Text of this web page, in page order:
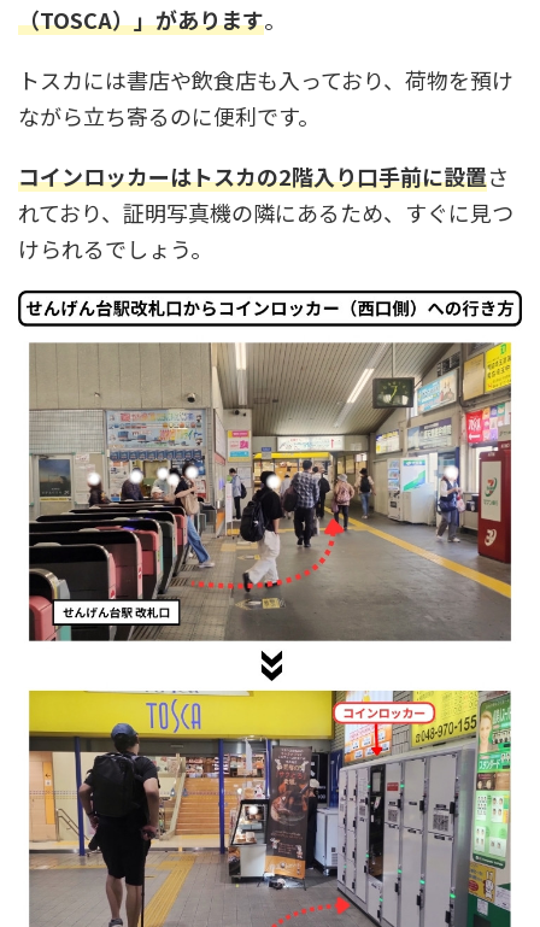
（TOSCA）」があります。
トスカには書店や飲食店も入っており、荷物を預け
ながら立ち寄るのに便利です。
コインロッカーはトスカの2階入り口手前に設置さ
れており、証明写真機の隣にあるため、すぐに見つ
けられるでしょう。